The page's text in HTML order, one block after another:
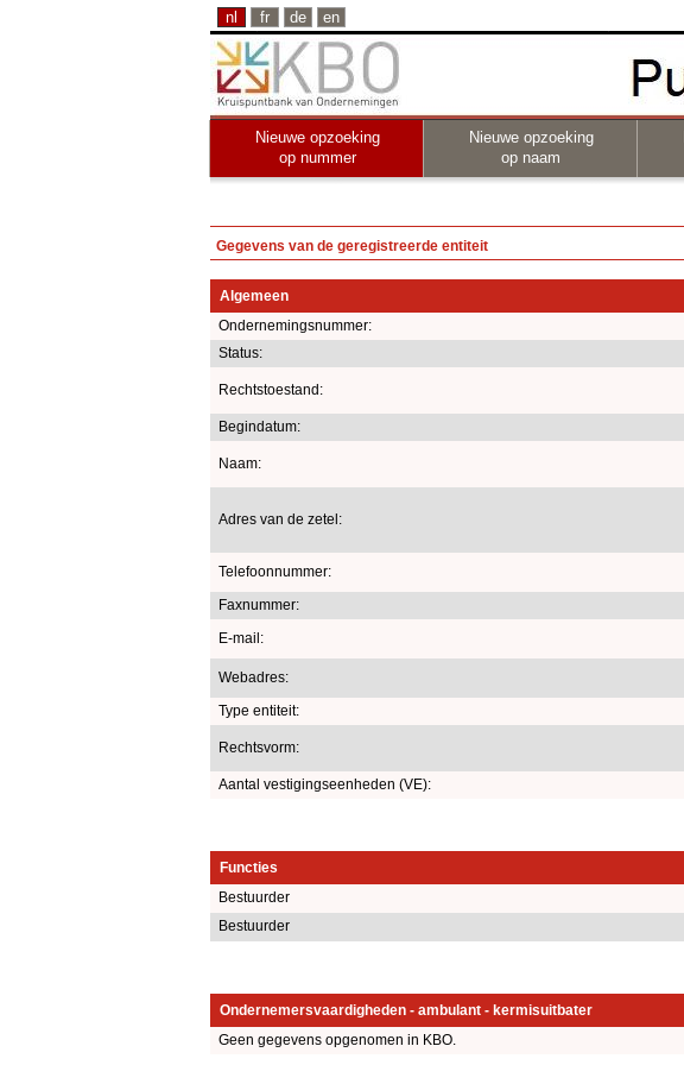
nl fr de en
Nieuwe opzoeking
op nummer
Nieuwe opzoeking
op naam
Gegevens van de geregistreerde entiteit
Algemeen
Ondernemingsnummer:
Status:
Rechtstoestand:
Begindatum:
Naam:
Adres van de zetel:
Telefoonnummer:
Faxnummer:
E-mail:
Webadres:
Type entiteit:
Rechtsvorm:
Aantal vestigingseenheden (VE):
Functies
Bestuurder
Bestuurder
Ondernemersvaardigheden - ambulant - kermisuitbater
Geen gegevens opgenomen in KBO.